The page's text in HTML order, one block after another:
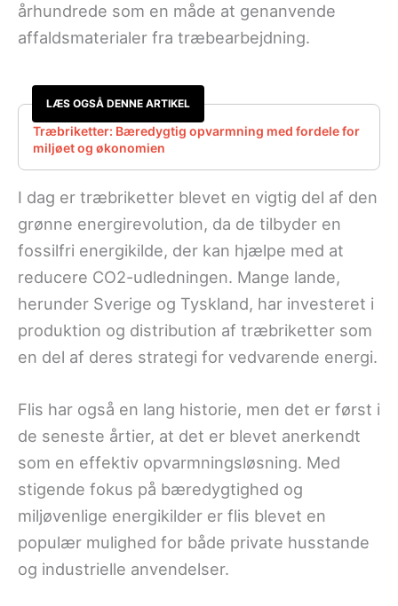
århundrede som en måde at genanvende
affaldsmaterialer fra træbearbejdning.
LÆS OGSÅ DENNE ARTIKEL
Træbriketter: Bæredygtig opvarmning med fordele for
miljøet og økonomien
I dag er træbriketter blevet en vigtig del af den
grønne energirevolution, da de tilbyder en
fossilfri energikilde, der kan hjælpe med at
reducere CO2-udledningen. Mange lande,
herunder Sverige og Tyskland, har investeret i
produktion og distribution af træbriketter som
en del af deres strategi for vedvarende energi.
Flis har også en lang historie, men det er først i
de seneste årtier, at det er blevet anerkendt
som en effektiv opvarmningsløsning. Med
stigende fokus på bæredygtighed og
miljøvenlige energikilder er flis blevet en
populær mulighed for både private husstande
og industrielle anvendelser.